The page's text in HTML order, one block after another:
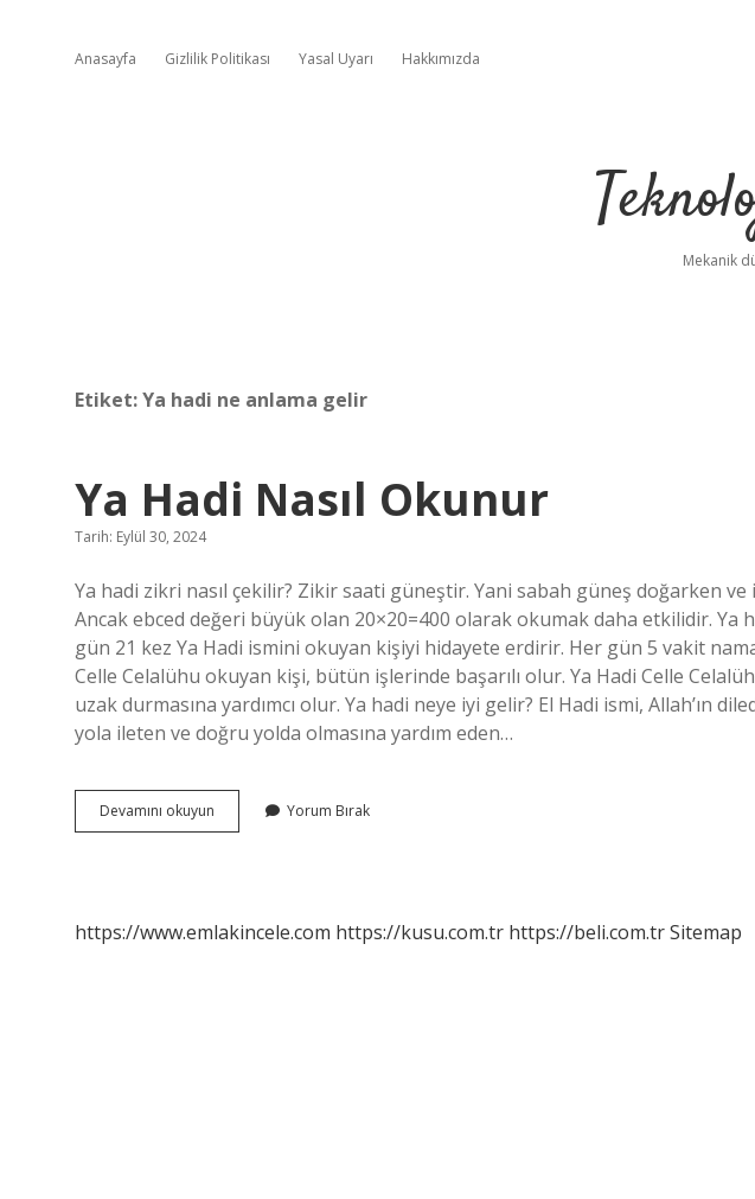
Anasayfa Gizlilik Politikası Yasal Uyarı Hakkımızda
Mekanik
Etiket:Ya hadi ne anlama gelir
Ya Hadi Nasıl Okunur
Tarih: Eylül 30, 2024
Ya hadi zikri nasıl çekilir? Zikir saati güneştir. Yani sabah güneş doğarken
Ancak ebced değeri büyük olan 20×20=400 olarak okumak daha etkilidir. Ya
gün 21 kez Ya Hadi ismini okuyan kişiyi hidayete erdirir. Her gün 5 vakit
Celle Celalühu okuyan kişi, bütün işlerinde başarılı olur. Ya Hadi Celle
uzak durmasına yardımcı olur. Ya hadi neye iyi gelir? El Hadi ismi, Allah’ın
yola ileten ve doğru yolda olmasına yardım eden…
Devamını okuyun
Hadi
Yorum Bırak
https://www.emlakincele.com https://kusu.com.tr https://beli.com.trSitemap